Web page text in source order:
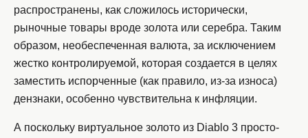
распространены, как сложилось исторически,
рыночные товары вроде золота или серебра. Таким
образом, необеспеченная валюта, за исключением
жестко контролируемой, которая создается в целях
заместить испорченные (как правило, из-за износа)
дензнаки, особенно чувствительна к инфляции.
А поскольку виртуальное золото из Diablo 3 просто-